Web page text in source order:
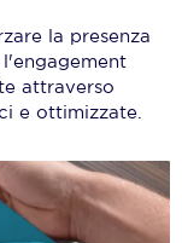
la presenza
attraverso
e ottimizzate.